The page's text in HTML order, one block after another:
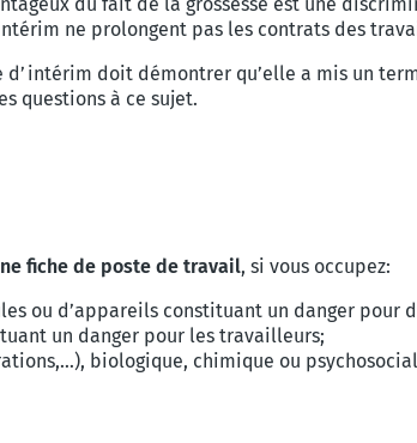
du fait de la grossesse est une
ne prolongent pas les contrats des
d’intérim doit démontrer qu’elle a mis un
questions à ce sujet.
fiche de poste de travail, si vous occupez:
ou d’appareils constituant un danger pour
un danger pour les travailleurs;
biologique, chimique ou